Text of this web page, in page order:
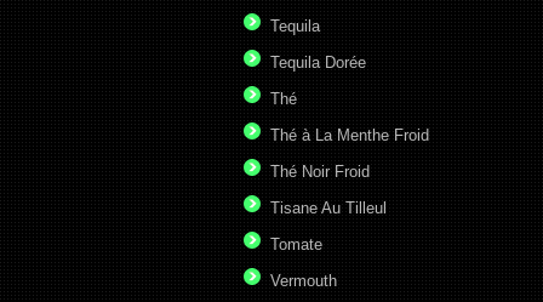
Tequila
Tequila Dorée
Thé
Thé à La Menthe Froid
Thé Noir Froid
Tisane Au Tilleul
Tomate
Vermouth